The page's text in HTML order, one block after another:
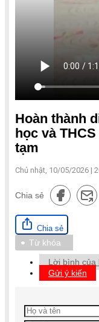
Hoàn thành
học và
tạm
Chủ nhật, 10/05/2026 |
Chia sẻ
Chia sẻ
Từ khóa
Lời bình của
Gửi ý kiến